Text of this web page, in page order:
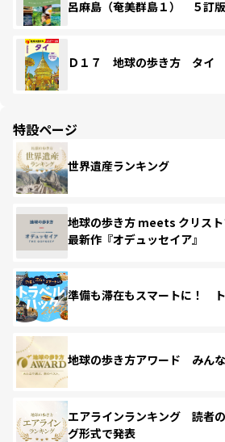
呂麻島（奄美群島１） ５訂版
Ｄ１７ 地球の歩き方 タイ
特設ページ
世界遺産ランキング
地球の歩き方 meets クリス
最新作『オデュッセイア』
準備も滞在もスマートに！
地球の歩き方アワード みんな
エアラインランキング 読者
グ形式で発表